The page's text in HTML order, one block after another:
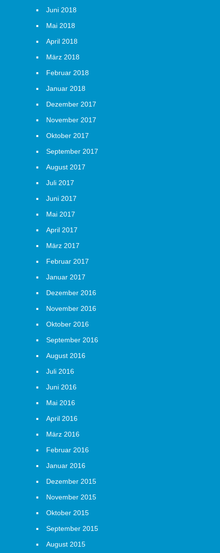
Juni 2018
Mai 2018
April 2018
März 2018
Februar 2018
Januar 2018
Dezember 2017
November 2017
Oktober 2017
September 2017
August 2017
Juli 2017
Juni 2017
Mai 2017
April 2017
März 2017
Februar 2017
Januar 2017
Dezember 2016
November 2016
Oktober 2016
September 2016
August 2016
Juli 2016
Juni 2016
Mai 2016
April 2016
März 2016
Februar 2016
Januar 2016
Dezember 2015
November 2015
Oktober 2015
September 2015
August 2015